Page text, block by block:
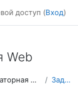
доступ (Вход)
Web
Лабораторная работа №4. Формы в HTML5 Задание к ЛР4